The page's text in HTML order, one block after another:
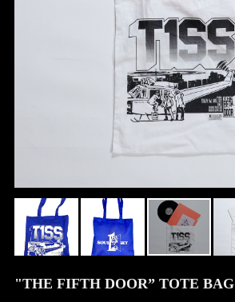
"THE FIFTH DOOR” TOTE BAG